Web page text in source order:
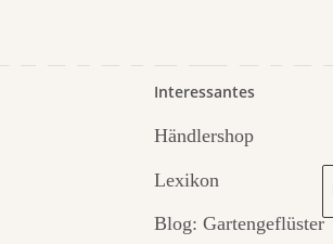
führtInteressantes
Händlershop
Lexikon
Blog: Gartengeflüster